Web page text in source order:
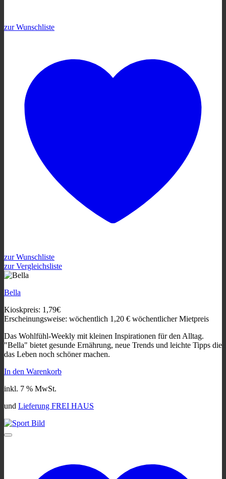
zur Wunschliste
zur Wunschliste
zur Vergleichsliste
Bella
Kioskpreis: 1,79€
Erscheinungsweise: wöchentlich 1,20 € wöchentlicher Mietpreis
Das Wohlfühl-Weekly mit kleinen Inspirationen für den Alltag.
"Bella" bietet gesunde Ernährung, neue Trends und leichte Tipps die
das Leben noch schöner machen.
In den Warenkorb
inkl. 7 % MwSt.
und Lieferung FREI HAUS